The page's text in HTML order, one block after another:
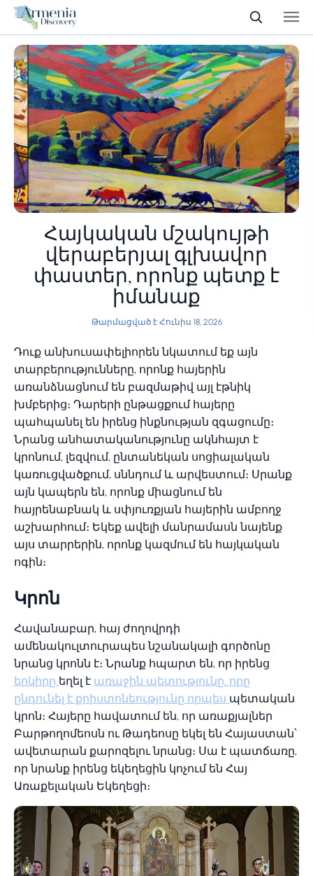
Հայկական մշակույթի
վերաբերյալ գլխավոր
փաստեր, որոնք պետք է
իմանաք
Թարմացված է Հունիս 18, 2026
Դուք անխուսափելիորեն նկատում եք այն
տարբերությունները, որոնք հայերին
առանձնացնում են բազմաթիվ այլ էթնիկ
խմբերից։ Դարերի ընթացքում հայերը
պահպանել են իրենց ինքնության զգացումը։
Նրանց անհատականությունը ակնհայտ է
կրոնում, լեզվում, ընտանեկան սոցիալական
կառուցվածքում, սննդում և արվեստում։ Սրանք
այն կապերն են, որոնք միացնում են
հայրենաբնակ և սփյուռքյան հայերին ամբողջ
աշխարհում։ Եկեք ավելի մանրամասն նայենք
այս տարրերին, որոնք կազմում են հայկական
ոգին։
Կրոն
Հավանաբար, հայ ժողովրդի
ամենակուլտուրապես նշանակալի գործոնը
նրանց կրոնն է։ Նրանք հպարտ են, որ իրենց
երկիրը եղել է առաջին պետությունը, որը
ընդունել է քրիստոնեությունը որպես պետական
կրոն։ Հայերը հավատում են, որ առաքյալներ
Բարթողոմեոսն ու Թադեոսը եկել են Հայաստան՝
ավետարան քարոզելու նրանց։ Սա է պատճառը,
որ նրանք իրենց եկեղեցին կոչում են Հայ
Առաքելական Եկեղեցի։